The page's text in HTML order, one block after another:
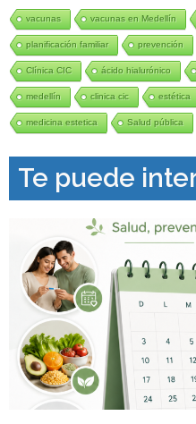
vacunas vacunas en Medellín
planificación familiar prevención
Clínica CIC ácido hialurónico
medellín clinica cic estética
medicina estetica Salud pública
Te puede